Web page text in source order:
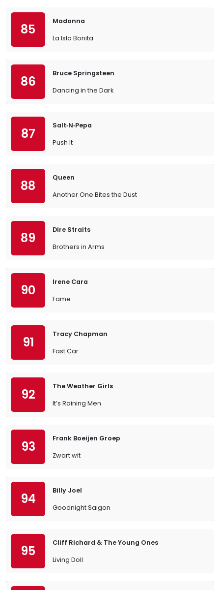
85
Madonna
La Isla Bonita
86
Bruce Springsteen
Dancing in the Dark
87
Salt‐N‐Pepa
Push It
88
Queen
Another One Bites the Dust
89
Dire Straits
Brothers in Arms
90
Irene Cara
Fame
91
Tracy Chapman
Fast Car
92
The Weather Girls
It’s Raining Men
93
Frank Boeijen Groep
Zwart wit
94
Billy Joel
Goodnight Saigon
95
Cliff Richard & The Young Ones
Living Doll